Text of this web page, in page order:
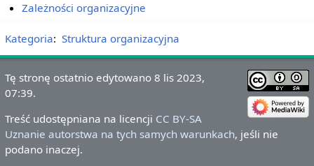
Zależności organizacyjne
Kategoria: Struktura organizacyjna
Tę stronę ostatnio edytowano 8 lis 2023,
07:39.
Treść udostępniana na licencji CC BY-SA
Uznanie autorstwa na tych samych warunkach, jeśli nie
podano inaczej.